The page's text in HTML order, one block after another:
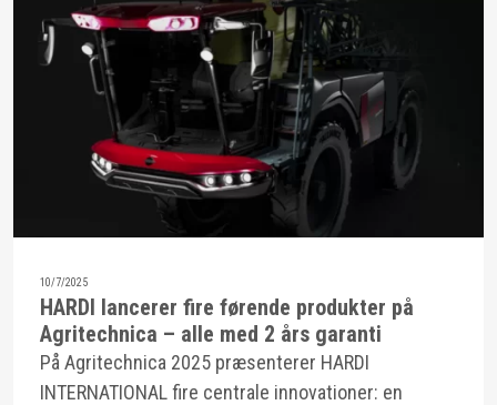
10/7/2025
HARDI lancerer fire førende produkter på
Agritechnica – alle med 2 års garanti
På Agritechnica 2025 præsenterer HARDI
INTERNATIONAL fire centrale innovationer: en